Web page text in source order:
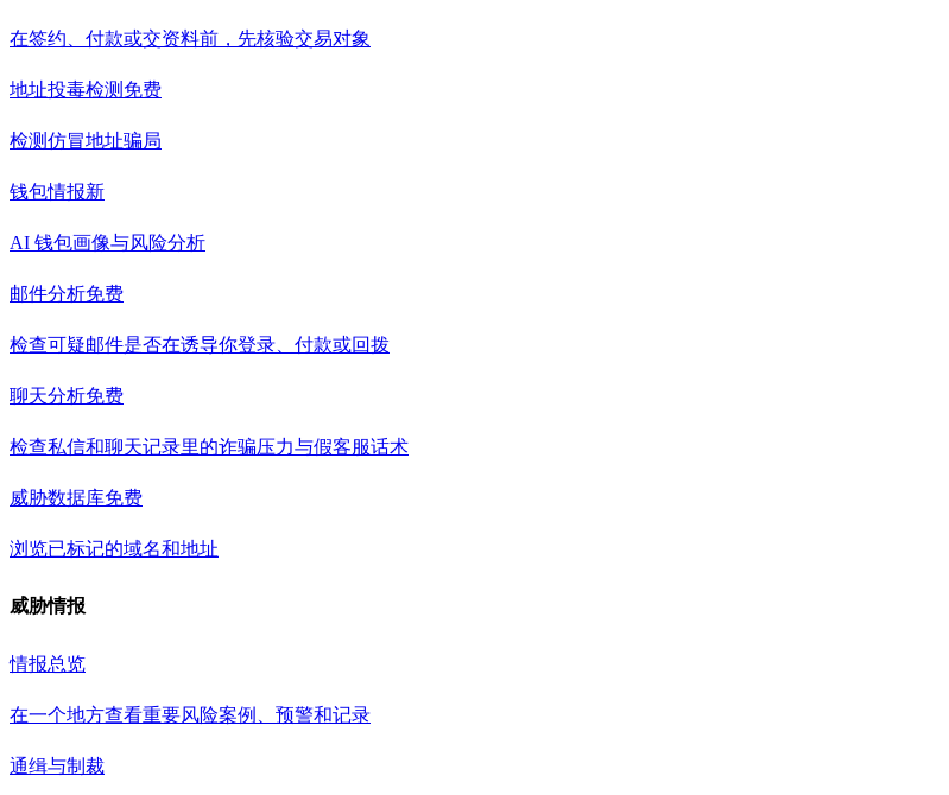
在签约、付款或交资料前，先核验交易对象
地址投毒检测 免费
检测仿冒地址骗局
钱包情报新
AI 钱包画像与风险分析
邮件分析免费
检查可疑邮件是否在诱导你登录、付款或回拨
聊天分析免费
检查私信和聊天记录里的诈骗压力与假客服话术
威胁数据库免费
浏览已标记的域名和地址
威胁情报
情报总览
在一个地方查看重要风险案例、预警和记录
通缉与制裁